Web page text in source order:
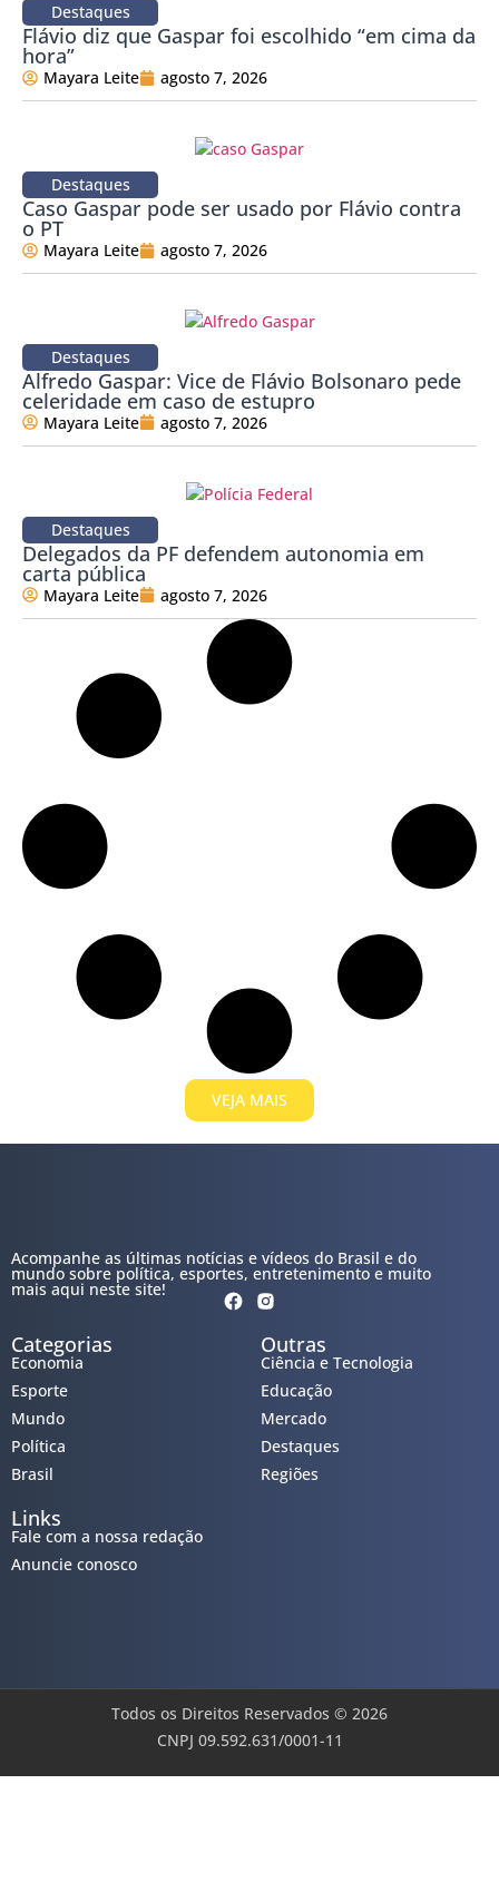
Destaques
Flávio diz que Gaspar foi escolhido “em cima da
hora”
Mayara Leite agosto 7, 2026
Destaques
Caso Gaspar pode ser usado por Flávio contra
o PT
Mayara Leite agosto 7, 2026
Destaques
Alfredo Gaspar: Vice de Flávio Bolsonaro pede
celeridade em caso de estupro
Mayara Leite agosto 7, 2026
Destaques
Delegados da PF defendem autonomia em
carta pública
Mayara Leite agosto 7, 2026
VEJA MAIS
Acompanhe as últimas notícias e vídeos do Brasil e do
mundo sobre política, esportes, entretenimento e muito
mais aqui neste site!
Categorias
Economia
Esporte
Mundo
Política
Brasil
Outras
Ciência e Tecnologia
Educação
Mercado
Destaques
Regiões
Links
Fale com a nossa redação
Anuncie conosco
Todos os Direitos Reservados © 2026
CNPJ 09.592.631/0001-11